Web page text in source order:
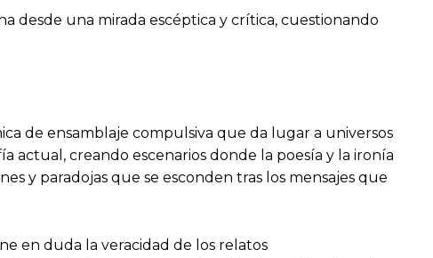
desde una mirada escéptica y crítica, cuestionando
de ensamblaje compulsiva que da lugar a universos
actual, creando escenarios donde la poesía y la ironía
y paradojas que se esconden tras los mensajes que
en duda la veracidad de los relatos